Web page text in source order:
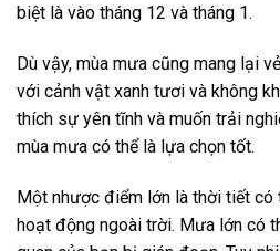
các bãi biển, tham gia các hoạt
Khí hậu mùa khô dễ chịu với ánh
mưa. Nhiệt độ trung bình dao
điều kiện thuận lợi cho mọi hoạt
đường dài hay tham quan các địa
Tuy nhiên, mùa khô cũng là mùa
thấy lượng khách tăng cao, dẫn